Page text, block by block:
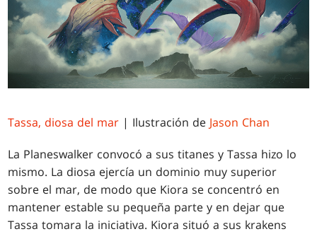
Tassa, diosa del mar | Ilustración de Jason Chan
La Planeswalker convocó a sus titanes y Tassa hizo lo
mismo. La diosa ejercía un dominio muy superior
sobre el mar, de modo que Kiora se concentró en
mantener estable su pequeña parte y en dejar que
Tassa tomara la iniciativa. Kiora situó a sus krakens